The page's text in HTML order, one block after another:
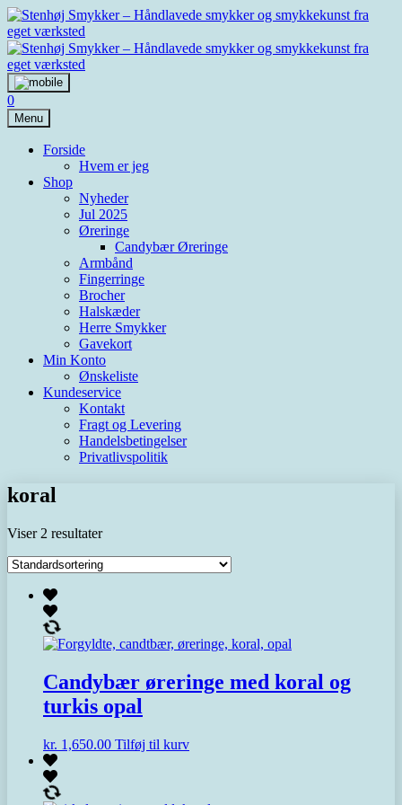
Skip
to
content
0
Menu
Forside
Hvem er jeg
Shop
Nyheder
Jul 2025
Øreringe
Candybær Øreringe
Armbånd
Fingerringe
Brocher
Halskæder
Herre Smykker
Gavekort
Min Konto
Ønskeliste
Kundeservice
Kontakt
Fragt og Levering
Handelsbetingelser
Privatlivspolitik
koral
Viser 2 resultater
Candybær øreringe med koral og
turkis opal
kr. 1,650.00 Tilføj til kurv